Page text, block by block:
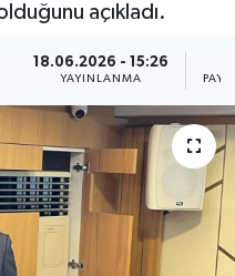
açıkladı.
18.06.2026 - 15:26
YAYINLANMA